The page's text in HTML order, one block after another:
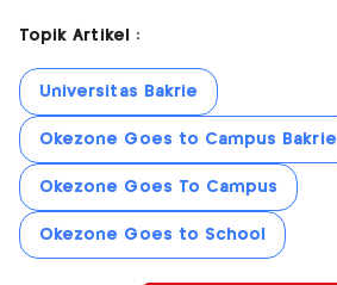
Topik Artikel :
Universitas Bakrie
Okezone Goes to Campus Bakrie
Okezone Goes To Campus
Okezone Goes to School